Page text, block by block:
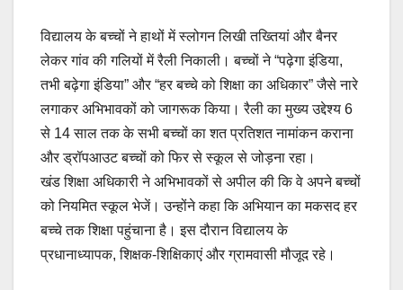
विद्यालय के बच्चों ने हाथों में स्लोगन लिखी तख्तियां और बैनर
लेकर गांव की गलियों में रैली निकाली। बच्चों ने “पढ़ेगा इंडिया,
तभी बढ़ेगा इंडिया” और “हर बच्चे को शिक्षा का अधिकार” जैसे नारे
लगाकर अभिभावकों को जागरूक किया। रैली का मुख्य उद्देश्य 6
से 14 साल तक के सभी बच्चों का शत प्रतिशत नामांकन कराना
और ड्रॉपआउट बच्चों को फिर से स्कूल से जोड़ना रहा।
खंड शिक्षा अधिकारी ने अभिभावकों से अपील की कि वे अपने बच्चों
को नियमित स्कूल भेजें। उन्होंने कहा कि अभियान का मकसद हर
बच्चे तक शिक्षा पहुंचाना है। इस दौरान विद्यालय के
प्रधानाध्यापक, शिक्षक-शिक्षिकाएं और ग्रामवासी मौजूद रहे।